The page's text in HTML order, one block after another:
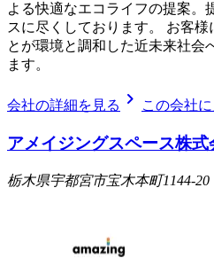
よる快適なエコライフの提案。
スに尽くしております。 お客
とが環境と調和した近未来社会
ます。
会社の詳細を見る chevron_right この会社
アメイジングスペース株式
栃木県宇都宮市宝木本町1144-20